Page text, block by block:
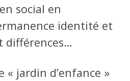
social en
identité et
différences…
jardin d’enfance »